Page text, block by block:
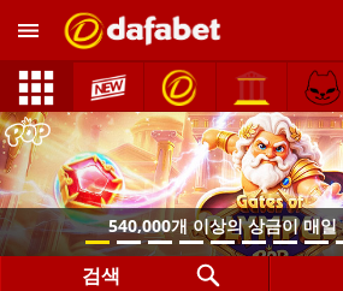
540,000개 이상의 상금이 매일
검색